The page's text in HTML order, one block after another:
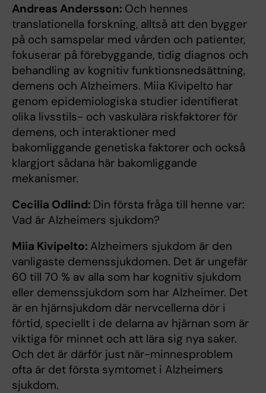
Andreas Andersson: Och hennes
translationella forskning, alltså att den bygger
på och samspelar med vården och patienter,
fokuserar på förebyggande, tidig diagnos och
behandling av kognitiv funktionsnedsättning,
demens och Alzheimers. Miia Kivipelto har
genom epidemiologiska studier identifierat
olika livsstils- och vaskulära riskfaktorer för
demens, och interaktioner med
bakomliggande genetiska faktorer och också
klargjort sådana här bakomliggande
mekanismer.
Cecilia Odlind: Din första fråga till henne var:
Vad är Alzheimers sjukdom?
Miia Kivipelto: Alzheimers sjukdom är den
vanligaste demenssjukdomen. Det är ungefär
60 till 70 % av alla som har kognitiv sjukdom
eller demenssjukdom som har Alzheimer. Det
är en hjärnsjukdom där nervcellerna dör i
förtid, speciellt i de delarna av hjärnan som är
viktiga för minnet och att lära sig nya saker.
Och det är därför just när-minnesproblem
ofta är det första symtomet i Alzheimers
sjukdom.